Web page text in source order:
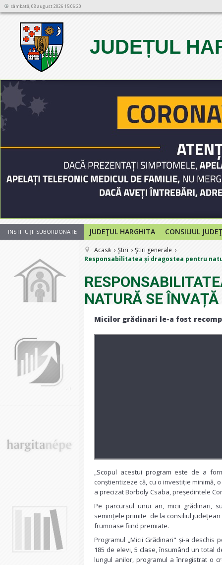
sâmbătă, 08 august 2026 15:06:20
JUDEȚUL
12
INSTITUȚII SUBORDONATE JUDEŢUL HARGHITA CONSILIUL
Acasă Ştiri
Ştiri generale
Responsabilitatea și dragostea pentru
NATURĂ SE
Micilor grădinari le-a fost
„Scopul acestui program este de a
conștientizeze că, cu o investiție minimă,
a precizat Borboly Csaba, președintele
Pe parcursul unui an, micii grădinari,
semințele primite de la consiliul
frumoase fiind premiate.
Programul „Micii Grădinari" și-a deschis
185 de elevi, 5 clase, însumând un total
lungul anilor, programul a înregistrat o